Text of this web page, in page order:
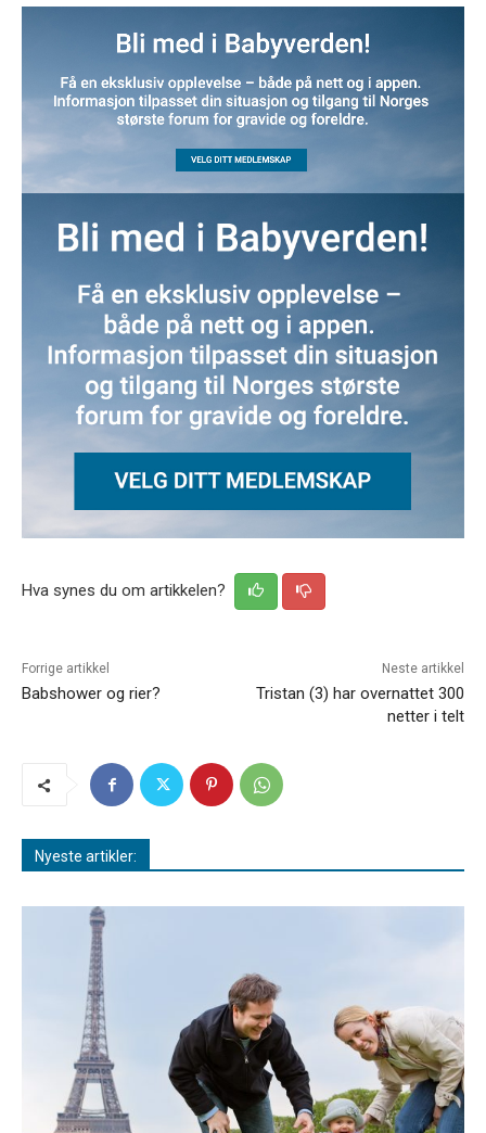
Hva synes du om artikkelen?
Forrige artikkel
Babshower og rier?
Neste artikkel
Tristan (3) har overnattet 300
netter i telt
Nyeste artikler: